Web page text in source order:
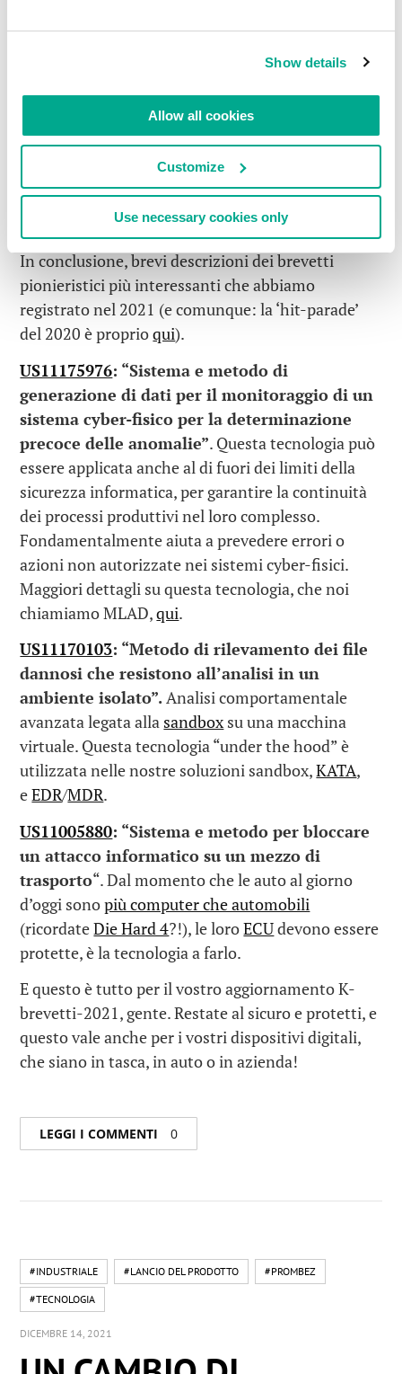
Show details
Allow all cookies
Customize
Use necessary cookies only
resto dell’industria della cybersecurity sta facendo
in modo abissale nella lotta contro questo flagello
ransomware, se è così, come dimostrato in test
indipendenti), noi non potremmo fare meglio,
letteralmente (100%!). Quindi forse non è una
sorpresa che abbiamo già 13 brevetti nel nostro
portafoglio e 17 brevetti in sospeso per le
tecnologie ransomware. E ce ne saranno altri!
In conclusione, brevi descrizioni dei brevetti
pionieristici più interessanti che abbiamo
registrato nel 2021 (e comunque: la ‘hit-parade’
del 2020 è proprioqui).
US11175976: “Sistema e metodo di
generazione di dati per il monitoraggio di un
sistema cyber-fisico per la determinazione
precoce delle anomalie”. Questa tecnologia può
essere applicata anche al di fuori dei limiti della
sicurezza informatica, per garantire la continuità
dei processi produttivi nel loro complesso.
Fondamentalmente aiuta a prevedere errori o
azioni non autorizzate nei sistemi cyber-fisici.
Maggiori dettagli su questa tecnologia, che noi
chiamiamo MLAD,qui.
US11170103: “Metodo di rilevamento dei file
dannosi che resistono all’analisi in un
ambiente isolato”.Analisi comportamentale
avanzata legata alla sandbox su una macchina
virtuale. Questa tecnologia “under the hood” è
utilizzata nelle nostre soluzioni sandbox,KATA,
eEDR/MDR.
US11005880: “Sistema e metodo per bloccare
un attacco informatico su un mezzo di
trasporto“. Dal momento che le auto al giorno
d’oggi sonopiù computer che automobili
(ricordateDie Hard 4?!), le loroECUdevono essere
protette, è la tecnologia a farlo.
E questo è tutto per il vostro aggiornamento K-
brevetti-2021, gente. Restate al sicuro e protetti, e
questo vale anche per i vostri dispositivi digitali,
che siano in tasca, in auto o in azienda!
LEGGI I COMMENTI 0
#INDUSTRIALE #LANCIO DEL PRODOTTO #PROMBEZ
#TECNOLOGIA
DICEMBRE 14, 2021